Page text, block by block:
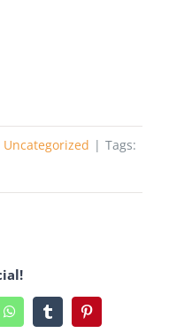
Uncategorized | Tags:
WhatsAppTumblrPinterest